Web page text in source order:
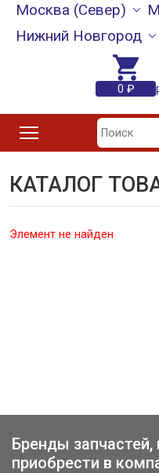
Москва (Север)
Нижний Новгород
0 ₽
КАТАЛОГ
Элемент не найден
Бренды
приобрести в